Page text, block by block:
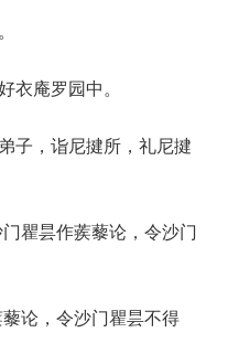
衣庵罗园中。
子，诣尼揵所，礼尼揵
瞿昙作蒺藜论，令沙门
论，令沙门瞿昙不得